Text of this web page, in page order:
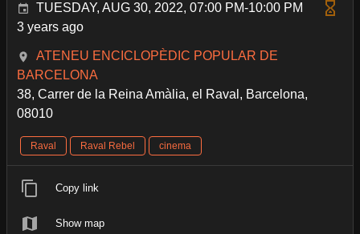
TUESDAY, AUG 30, 2022, 07:00 PM-10:00 PM
3 years ago
ATENEU ENCICLOPÈDIC POPULAR DE
BARCELONA
38, Carrer de la Reina Amàlia, el Raval, Barcelona,
08010
Raval Raval Rebel cinema
Copy link
Show map